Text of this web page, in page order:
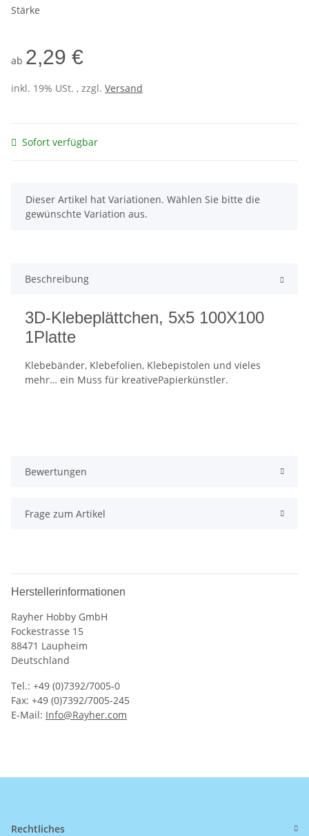
Stärke
ab 2,29 €
inkl. 19% USt. , zzgl. Versand
Sofort verfügbar
x
Dieser Artikel hat Variationen. Wählen Sie bitte die
gewünschte Variation aus.
Beschreibung
3D-Klebeplättchen, 5x5 100X100
1Platte
Klebebänder, Klebefolien, Klebepistolen und vieles
mehr… ein Muss für kreativePapierkünstler.
Bewertungen
Frage zum Artikel
Herstellerinformationen
Rayher Hobby GmbH
Fockestrasse 15
88471 Laupheim
Deutschland
Tel.: +49 (0)7392/7005-0
Fax: +49 (0)7392/7005-245
E-Mail: Info@Rayher.com
Rechtliches